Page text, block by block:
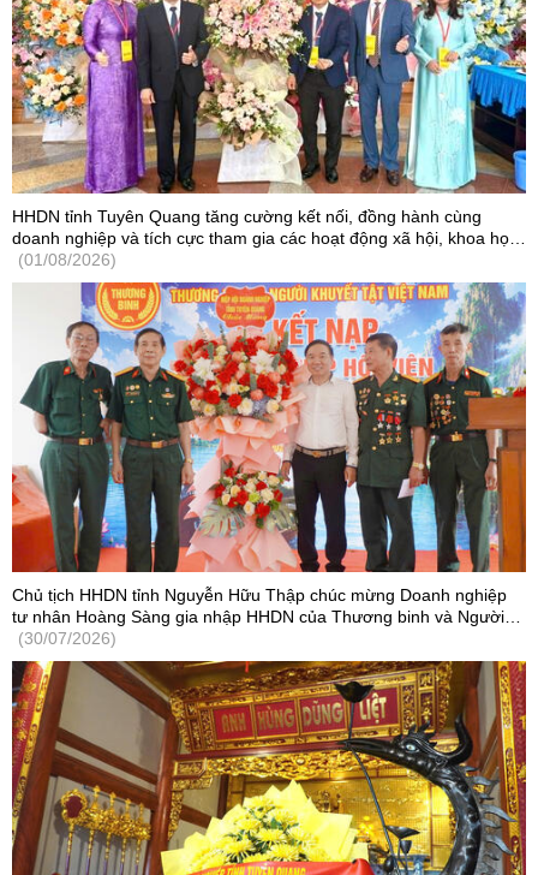
HHDN tỉnh Tuyên Quang tăng cường kết nối, đồng hành cùng
doanh nghiệp và tích cực tham gia các hoạt động xã hội, khoa học
- công nghệ
(01/08/2026)
Chủ tịch HHDN tỉnh Nguyễn Hữu Thập chúc mừng Doanh nghiệp
tư nhân Hoàng Sàng gia nhập HHDN của Thương binh và Người
khuyết tật Việt Nam
(30/07/2026)